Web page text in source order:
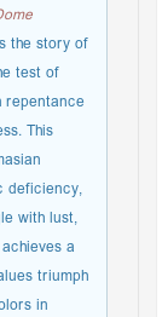
the story of
test of
repentance
This
deficiency,
with lust,
a
triumph
in